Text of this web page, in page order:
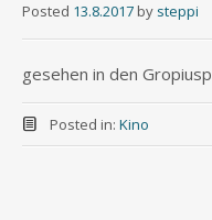
Posted 13.8.2017 by steppi
gesehen in den
Posted in: Kino